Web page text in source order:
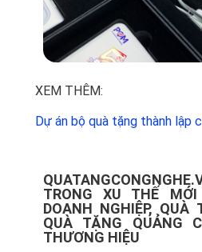
XEM THÊM:
Dự án bộ quà tặng thành lập
TRONG XU THẾ
DOANH NGHIỆP, QUÀ
QUÀ TẶNG QUẢNG
THƯƠNG HIỆU